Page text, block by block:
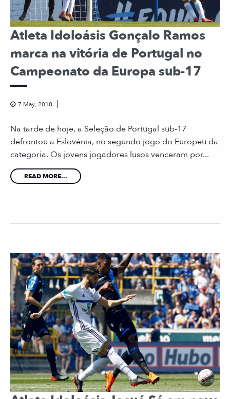
Atleta Idoloásis Gonçalo Ramos
marca na vitória de Portugal no
Campeonato da Europa sub-17
7 May, 2018
Na tarde de hoje, a Seleção de Portugal sub-17
defrontou a Eslovénia, no segundo jogo do Europeu da
categoria. Os jovens jogadores lusos venceram por...
READ MORE...